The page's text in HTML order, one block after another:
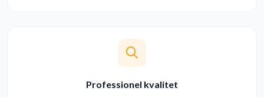
Professionel kvalitet